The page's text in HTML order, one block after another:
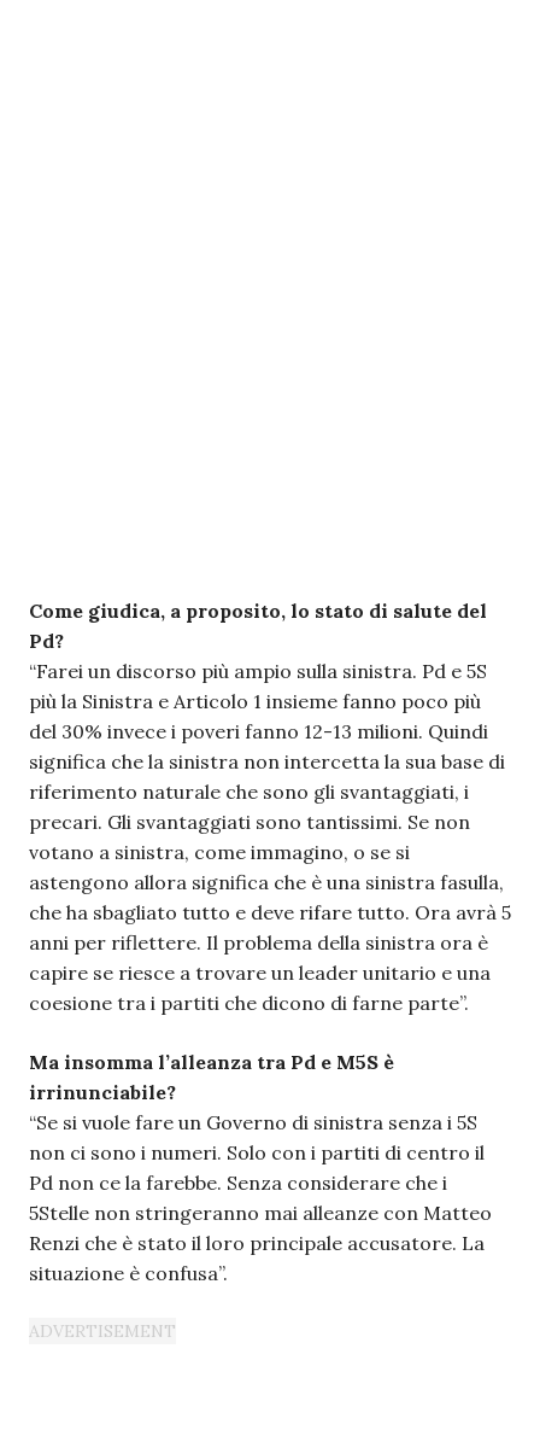
Come giudica, a proposito, lo stato di salute del
Pd?
“Farei un discorso più ampio sulla sinistra. Pd e 5S
più la Sinistra e Articolo 1 insieme fanno poco più
del 30% invece i poveri fanno 12-13 milioni. Quindi
significa che la sinistra non intercetta la sua base di
riferimento naturale che sono gli svantaggiati, i
precari. Gli svantaggiati sono tantissimi. Se non
votano a sinistra, come immagino, o se si
astengono allora significa che è una sinistra fasulla,
che ha sbagliato tutto e deve rifare tutto. Ora avrà 5
anni per riflettere. Il problema della sinistra ora è
capire se riesce a trovare un leader unitario e una
coesione tra i partiti che dicono di farne parte”.
Ma insomma l’alleanza tra Pd e M5S è
irrinunciabile?
“Se si vuole fare un Governo di sinistra senza i 5S
non ci sono i numeri. Solo con i partiti di centro il
Pd non ce la farebbe. Senza considerare che i
5Stelle non stringeranno mai alleanze con Matteo
Renzi che è stato il loro principale accusatore. La
situazione è confusa”.